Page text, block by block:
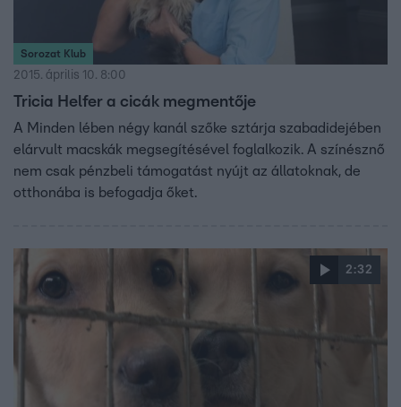
Sorozat Klub
2015. április 10. 8:00
Tricia Helfer a cicák megmentője
A Minden lében négy kanál szőke sztárja szabadidejében
elárvult macskák megsegítésével foglalkozik. A színésznő
nem csak pénzbeli támogatást nyújt az állatoknak, de
otthonába is befogadja őket.
2:32